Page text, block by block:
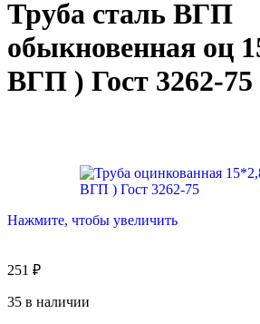
Труба сталь ВГП
обыкновенная оц
ВГП ) Гост 3262-75
Нажмите, чтобы увеличить
251 ₽
35 в наличии